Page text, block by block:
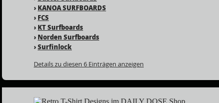
› KANOA SURFBOARDS
› FCS
› KT Surfboards
› Norden Surfboards
›Surfinlock
Details zu diesen 6 Einträgen anzeigen